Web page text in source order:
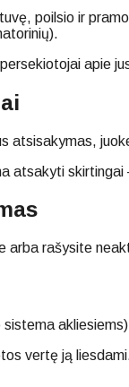
poilsio ir
apie
atsisakymas,
atsakyti
arba rašysite
vertę ją